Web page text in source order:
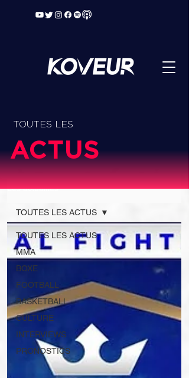
Les actualités
TOUTES LES ACTUS
MMA
BOXE
FOOTBALL
BASKETBALL
CULTURE
INTERVIEWS
PRONOSTICS
TOUTES LES ACTUS
TOUTES LES
ACTUS